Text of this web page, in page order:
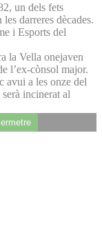
un dels fets
darreres dècades.
i Esports del
la Vella onejaven
l’ex-cònsol major.
avui a les onze del
incinerat al